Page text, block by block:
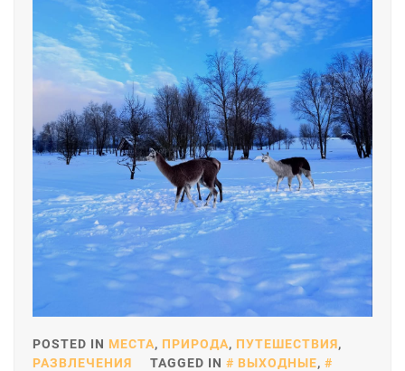
POSTED IN МЕСТА, ПРИРОДА, ПУТЕШЕСТВИЯ,
РАЗВЛЕЧЕНИЯ
TAGGED IN ВЫХОДНЫЕ,